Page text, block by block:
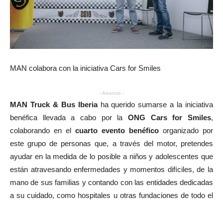
MAN colabora con la iniciativa Cars for Smiles
- Anuncio -
MAN Truck & Bus Iberiaha querido sumarse a la iniciativa
benéfica llevada a cabo por la ONG Cars for Smiles,
colaborando en el cuarto evento benéfico organizado por
este grupo de personas que, a través del motor, pretendes
ayudar en la medida de lo posible a niños y adolescentes que
están atravesando enfermedades y momentos difíciles, de la
mano de sus familias y contando con las entidades dedicadas
a su cuidado, como hospitales u otras fundaciones de todo el